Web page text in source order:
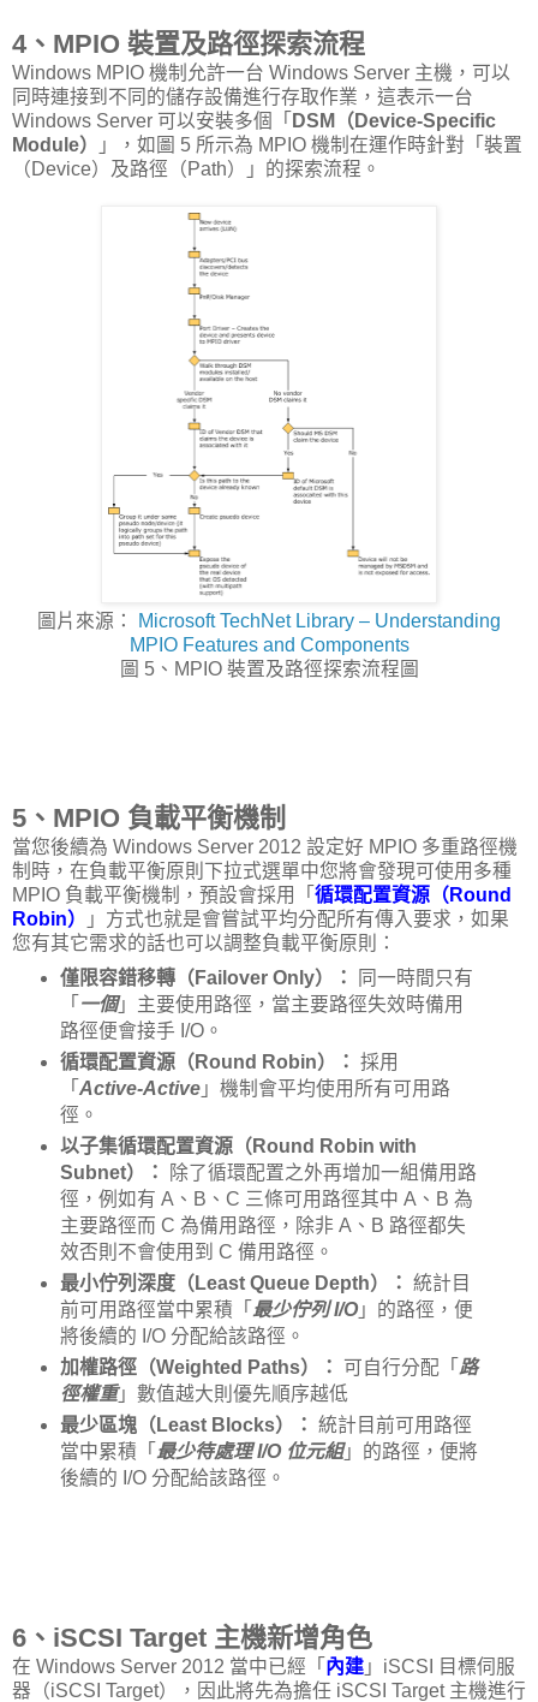
4、MPIO 裝置及路徑探索流程
Windows MPIO 機制允許一台 Windows Server 主機，可以
同時連接到不同的儲存設備進行存取作業，這表示一台
Windows Server 可以安裝多個「 DSM（Device-Specific
Module）
」，如圖 5 所示為 MPIO 機制在運作時針對「裝置
（Device）及路徑（Path）」的探索流程。
圖片來源：
Microsoft TechNet Library – Understanding
MPIO Features and Components
圖 5、MPIO 裝置及路徑探索流程圖
5、MPIO 負載平衡機制
當您後續為 Windows Server 2012 設定好 MPIO 多重路徑機
制時，在負載平衡原則下拉式選單中您將會發現可使用多種
MPIO 負載平衡機制，預設會採用「 循環配置資源（Round
Robin）
」方式也就是會嘗試平均分配所有傳入要求，如果
您有其它需求的話也可以調整負載平衡原則：
僅限容錯移轉（Failover Only）：
同一時間只有
「 一個」主要使用路徑，當主要路徑失效時備用
路徑便會接手 I/O。
循環配置資源（Round Robin）： 採用
「 Active-Active」機制會平均使用所有可用路
徑。
以子集循環配置資源（Round Robin with
Subnet）：
除了循環配置之外再增加一組備用路
徑，例如有 A、B、C 三條可用路徑其中 A、B 為
主要路徑而 C 為備用路徑，除非 A、B 路徑都失
效否則不會使用到 C 備用路徑。
最小佇列深度（Least Queue Depth）： 統計目
前可用路徑當中累積「 最少佇列 I/O」的路徑，便
將後續的 I/O 分配給該路徑。
加權路徑（Weighted Paths）：
可自行分配「 路
徑權重」數值越大則優先順序越低
最少區塊（Least Blocks）： 統計目前可用路徑
當中累積「 最少待處理 I/O 位元組」的路徑，便將
後續的 I/O 分配給該路徑。
6、iSCSI Target 主機新增角色
在 Windows Server 2012 當中已經「 內建 」iSCSI 目標伺服
器（iSCSI Target），因此將先為擔任 iSCSI Target 主機進行